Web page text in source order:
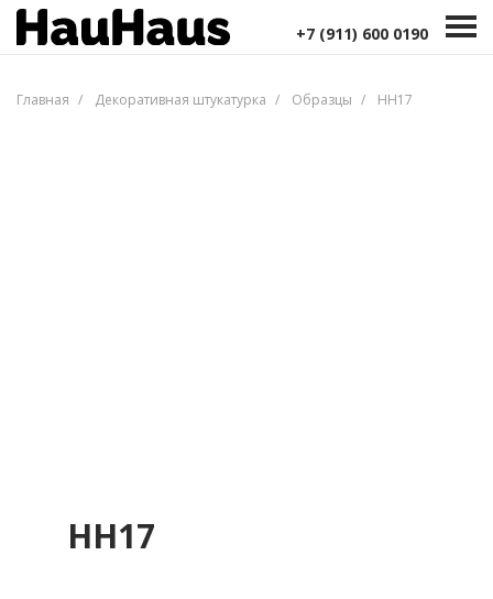
Дизайн интерьера
Портфолио
Цены
Контакты
+7 (911) 600 0190
Главная Декоративная штукатурка Образцы HH17
HH17